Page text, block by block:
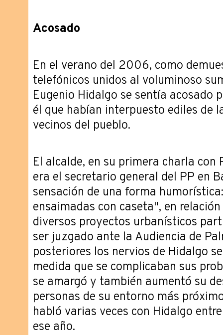
Acosado
En el verano del 2006, como
telefónicos unidos al voluminoso
Eugenio Hidalgo se sentía acosado
él que habían interpuesto ediles de
vecinos del pueblo.
El alcalde, en su primera charla con
era el secretario general del PP en
sensación de una forma
ensaimadas con caseta", en
diversos proyectos urbanísticos
ser juzgado ante la Audiencia de
posteriores los nervios de Hidalgo
medida que se complicaban sus
se amargó y también aumentó su
personas de su entorno más
habló varias veces con Hidalgo
ese año.